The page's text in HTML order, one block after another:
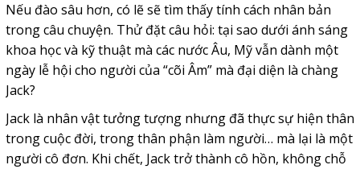
Nếu đào sâu hơn, có lẽ sẽ tìm thấy tính cách nhân bản
trong câu chuyện. Thử đặt câu hỏi: tại sao dưới ánh sáng
khoa học và kỹ thuật mà các nước Âu, Mỹ vẫn dành một
ngày lễ hội cho người của “cõi Âm” mà đại diện là chàng
Jack?
Jack là nhân vật tưởng tượng nhưng đã thực sự hiện thân
trong cuộc đời, trong thân phận làm người… mà lại là một
người cô đơn. Khi chết, Jack trở thành cô hồn, không chỗ